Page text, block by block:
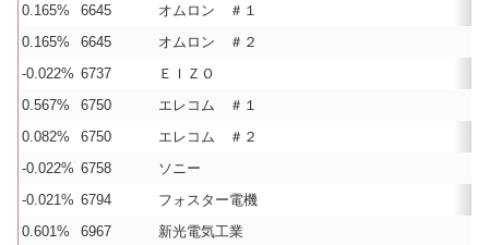
0.165%
6645
オムロン ＃１
0.165%
6645
オムロン ＃２
-0.022% 6737
ＥＩＺＯ
0.567%
6750
エレコム ＃１
0.082%
6750
エレコム ＃２
-0.022% 6758
ソニー
-0.021% 6794
フォスター電機
0.601%
6967
新光電気工業